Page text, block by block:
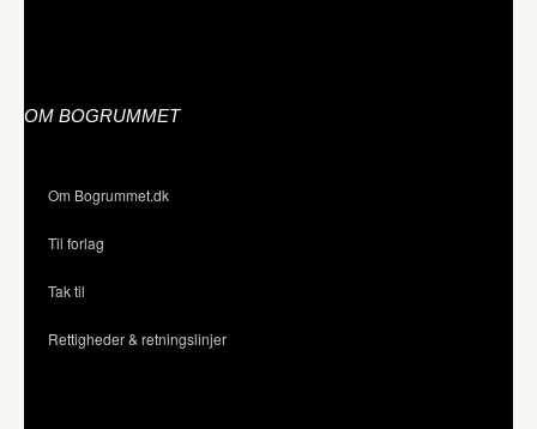
OM BOGRUMMET
Om Bogrummet.dk
Til forlag
Tak til
Rettigheder & retningslinjer